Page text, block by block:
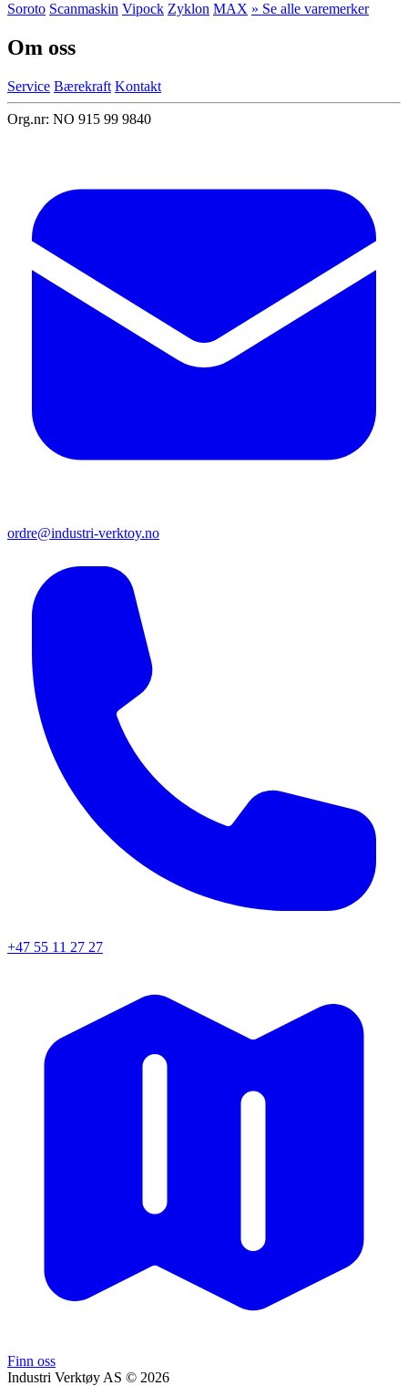
Soroto Scanmaskin Vipock Zyklon MAX » Se alle varemerker
Om oss
Service Bærekraft Kontakt
Industri Verktøy AS © 2026
Org.nr: NO 915 99 9840
ordre@industri-verktoy.no
+47 55 11 27 27
Finn oss